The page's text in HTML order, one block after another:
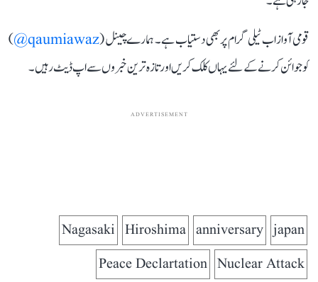
قومی آواز اب ٹیلی گرام پر بھی دستیاب ہے۔ ہمارے چینل (qaumiawaz@
)
کو جوائن کرنے کے لئے یہاں کلک کریں اور تازہ ترین خبروں سے اپ ڈیٹ رہیں۔
ADVERTISEMENT
japan
anniversary
Hiroshima
Nagasaki
Nuclear Attack
Peace Declartation